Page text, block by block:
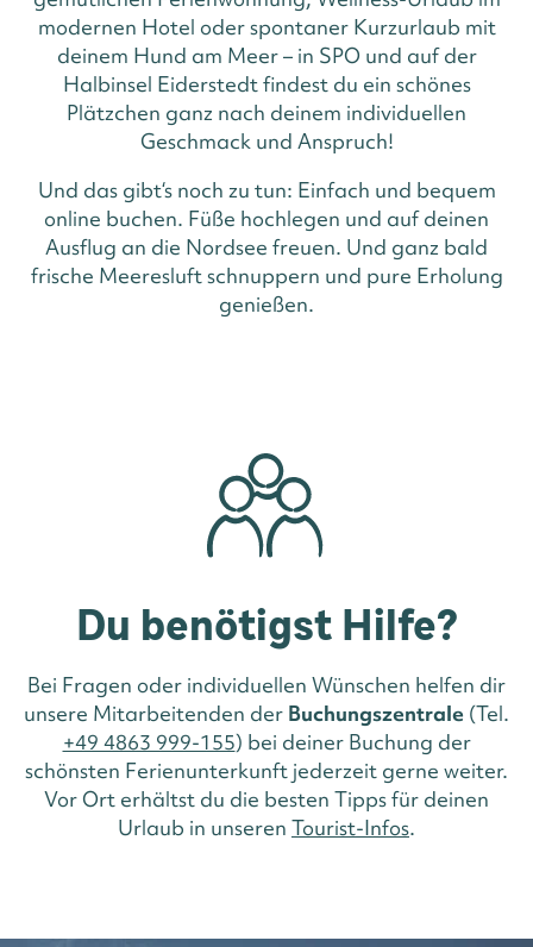
modernen Hotel oder spontaner Kurzurlaub mit
deinem Hund am Meer – in SPO und auf der
Halbinsel Eiderstedt findest du ein schönes
Plätzchen ganz nach deinem individuellen
Geschmack und Anspruch!
Und das gibt‘s noch zu tun: Einfach und bequem
online buchen. Füße hochlegen und auf deinen
Ausflug an die Nordsee freuen. Und ganz bald
frische Meeresluft schnuppern und pure Erholung
genießen.
Du benötigst Hilfe?
Bei Fragen oder individuellen Wünschen helfen dir
unsere Mitarbeitenden der Buchungszentrale (Tel.
+49 4863 999-155) bei deiner Buchung der
schönsten Ferienunterkunft jederzeit gerne weiter.
Vor Ort erhältst du die besten Tipps für deinen
Urlaub in unseren Tourist-Infos.